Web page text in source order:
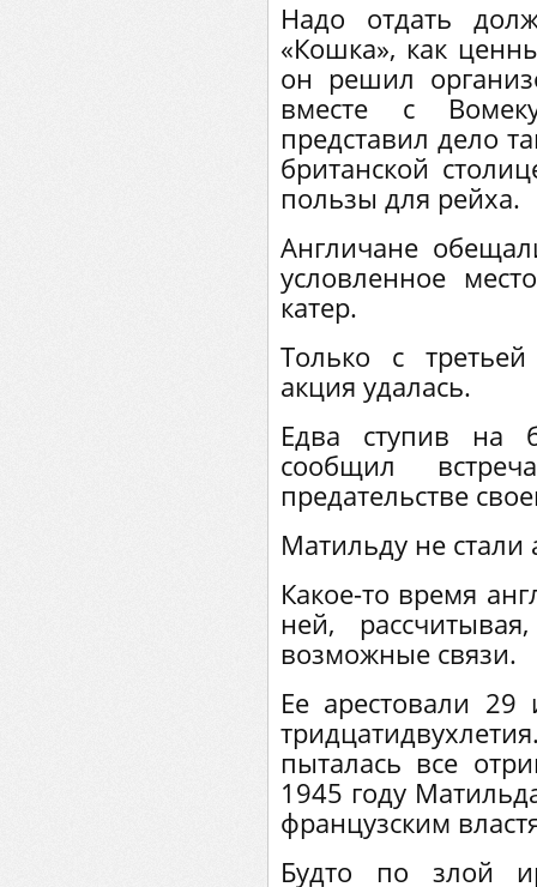
Надо отдать
«Кошка», как
он решил
вместе с
представил дело
британской
пользы для рейха.
Англичане
условленное
катер.
Только с
акция удалась.
Едва ступив на
сообщил
предательстве
Матильду не стали
Какое-то время
ней,
возможные связи.
Ее арестовали
пыталась все
1945 году
французским
Будто по злой